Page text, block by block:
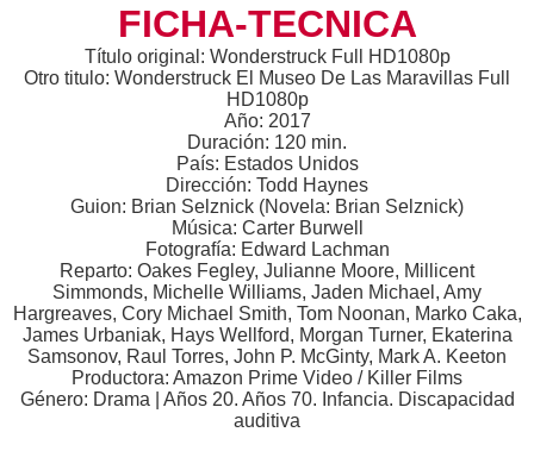
FICHA-TECNICA
Título original: Wonderstruck Full HD1080p
Otro titulo: Wonderstruck El Museo De Las Maravillas Full
HD1080p
Año: 2017
Duración: 120 min.
País: Estados Unidos
Dirección: Todd Haynes
Guion: Brian Selznick (Novela: Brian Selznick)
Música: Carter Burwell
Fotografía: Edward Lachman
Reparto: Oakes Fegley, Julianne Moore, Millicent
Simmonds, Michelle Williams, Jaden Michael, Amy
Hargreaves, Cory Michael Smith, Tom Noonan, Marko Caka,
James Urbaniak, Hays Wellford, Morgan Turner, Ekaterina
Samsonov, Raul Torres, John P. McGinty, Mark A. Keeton
Productora: Amazon Prime Video / Killer Films
Género: Drama | Años 20. Años 70. Infancia. Discapacidad
auditiva